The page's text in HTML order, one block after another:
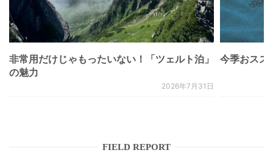
非常用だけじゃもったいない！「ツェルト泊」
の魅力
2026年7月31日
今季おスス
FIELD REPORT